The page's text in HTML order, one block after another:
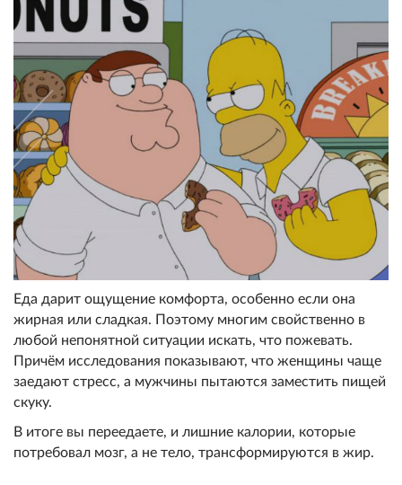
Еда дарит ощущение комфорта, особенно если она
жирная или сладкая. Поэтому многим свойственно в
любой непонятной ситуации искать, что пожевать.
Причём исследования показывают, что женщины чаще
заедают стресс, а мужчины пытаются заместить пищей
скуку.
В итоге вы переедаете, и лишние калории, которые
потребовал мозг, а не тело, трансформируются в жир.